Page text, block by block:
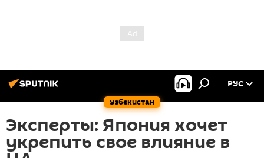
Узбекистан
РУС
Эксперты: Япония хочет
укрепить свое влияние в